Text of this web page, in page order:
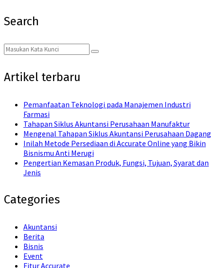
Search
Search
for:
Search
Artikel terbaru
Pemanfaatan Teknologi pada Manajemen Industri
Farmasi
Tahapan Siklus Akuntansi Perusahaan Manufaktur
Mengenal Tahapan Siklus Akuntansi Perusahaan Dagang
Inilah Metode Persediaan di Accurate Online yang Bikin
Bisnismu Anti Merugi
Pengertian Kemasan Produk, Fungsi, Tujuan, Syarat dan
Jenis
Categories
Akuntansi
Berita
Bisnis
Event
Fitur Accurate